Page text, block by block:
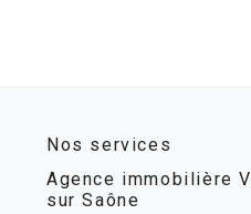
Nos services
Agence immobilière
sur Saône